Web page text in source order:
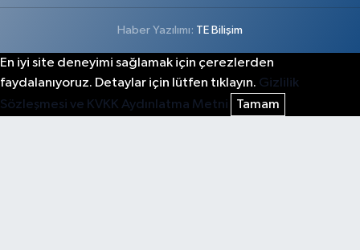
Haber Yazılımı: TE Bilişim
En iyi site deneyimi sağlamak için çerezlerden
faydalanıyoruz. Detaylar için lütfen tıklayın. Gizlilik
Sözleşmesi ve KVKK Aydınlatma Metni
Tamam